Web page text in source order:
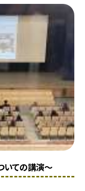
いての講演〜